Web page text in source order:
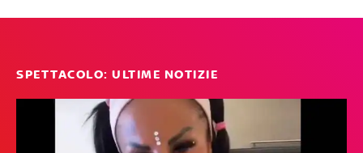
SPETTACOLO: ULTIME NOTIZIE